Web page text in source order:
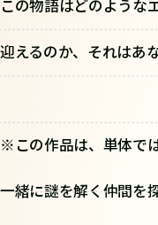
この物語はどのような
迎えるのか、それはあ
※この作品は、単体で
一緒に謎を解く仲間